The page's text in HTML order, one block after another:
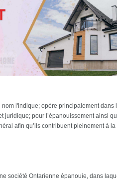
nom l'indique; opère principalement
juridique; pour l’épanouissement ainsi
afin qu’ils contribuent pleinement à
société Ontarienne épanouie, dans